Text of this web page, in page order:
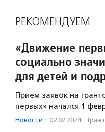
РЕКОМЕНДУЕМ
«Движение
социально
для детей и
Прием заявок на
первых» начался 1
Новости · 02.02.2024 ·